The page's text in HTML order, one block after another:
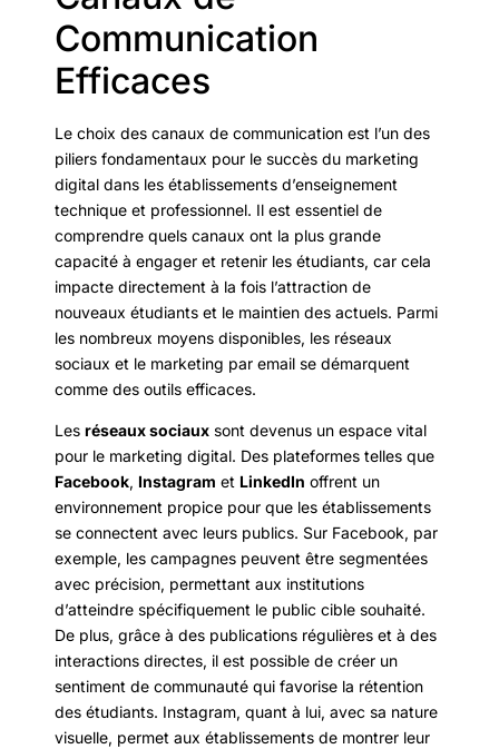
Communication
Efficaces
Le choix des canaux de communication est l’un des
piliers fondamentaux pour le succès du marketing
digital dans les établissements d’enseignement
technique et professionnel. Il est essentiel de
comprendre quels canaux ont la plus grande
capacité à engager et retenir les étudiants, car cela
impacte directement à la fois l’attraction de
nouveaux étudiants et le maintien des actuels. Parmi
les nombreux moyens disponibles, les réseaux
sociaux et le marketing par email se démarquent
comme des outils efficaces.
Les réseaux sociaux sont devenus un espace vital
pour le marketing digital. Des plateformes telles que
Facebook, Instagram et LinkedIn offrent un
environnement propice pour que les établissements
se connectent avec leurs publics. Sur Facebook, par
exemple, les campagnes peuvent être segmentées
avec précision, permettant aux institutions
d’atteindre spécifiquement le public cible souhaité.
De plus, grâce à des publications régulières et à des
interactions directes, il est possible de créer un
sentiment de communauté qui favorise la rétention
des étudiants. Instagram, quant à lui, avec sa nature
visuelle, permet aux établissements de montrer leur